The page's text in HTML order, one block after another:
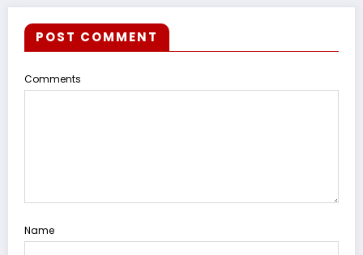
POST COMMENT
Comments
Name